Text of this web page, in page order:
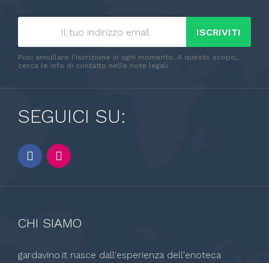
ISCRIVITI
Puoi annullare l'iscrizione in ogni momento. A questo scopo,
cerca le info di contatto nelle note legali.
SEGUICI SU:
CHI SIAMO
gardavino.it nasce dall'esperienza dell'enoteca